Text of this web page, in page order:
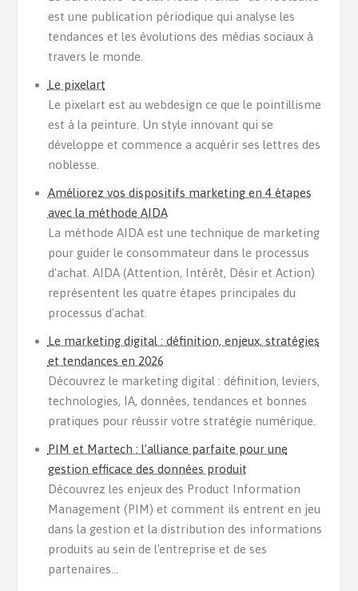
est une publication périodique qui analyse les
tendances et les évolutions des médias sociaux à
travers le monde.
Le pixelart
Le pixelart est au webdesign ce que le pointillisme
est à la peinture. Un style innovant qui se
développe et commence a acquérir ses lettres des
noblesse.
Améliorez vos dispositifs marketing en 4 étapes
avec la méthode AIDA
La méthode AIDA est une technique de marketing
pour guider le consommateur dans le processus
d'achat. AIDA (Attention, Intérêt, Désir et Action)
représentent les quatre étapes principales du
processus d'achat.
Le marketing digital : définition, enjeux, stratégies
et tendances en 2026
Découvrez le marketing digital : définition, leviers,
technologies, IA, données, tendances et bonnes
pratiques pour réussir votre stratégie numérique.
PIM et Martech : l’alliance parfaite pour une
gestion efficace des données produit
Découvrez les enjeux des Product Information
Management (PIM) et comment ils entrent en jeu
dans la gestion et la distribution des informations
produits au sein de l'entreprise et de ses
partenaires...